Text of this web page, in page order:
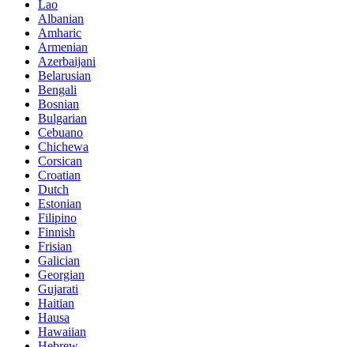
Lao
Albanian
Amharic
Armenian
Azerbaijani
Belarusian
Bengali
Bosnian
Bulgarian
Cebuano
Chichewa
Corsican
Croatian
Dutch
Estonian
Filipino
Finnish
Frisian
Galician
Georgian
Gujarati
Haitian
Hausa
Hawaiian